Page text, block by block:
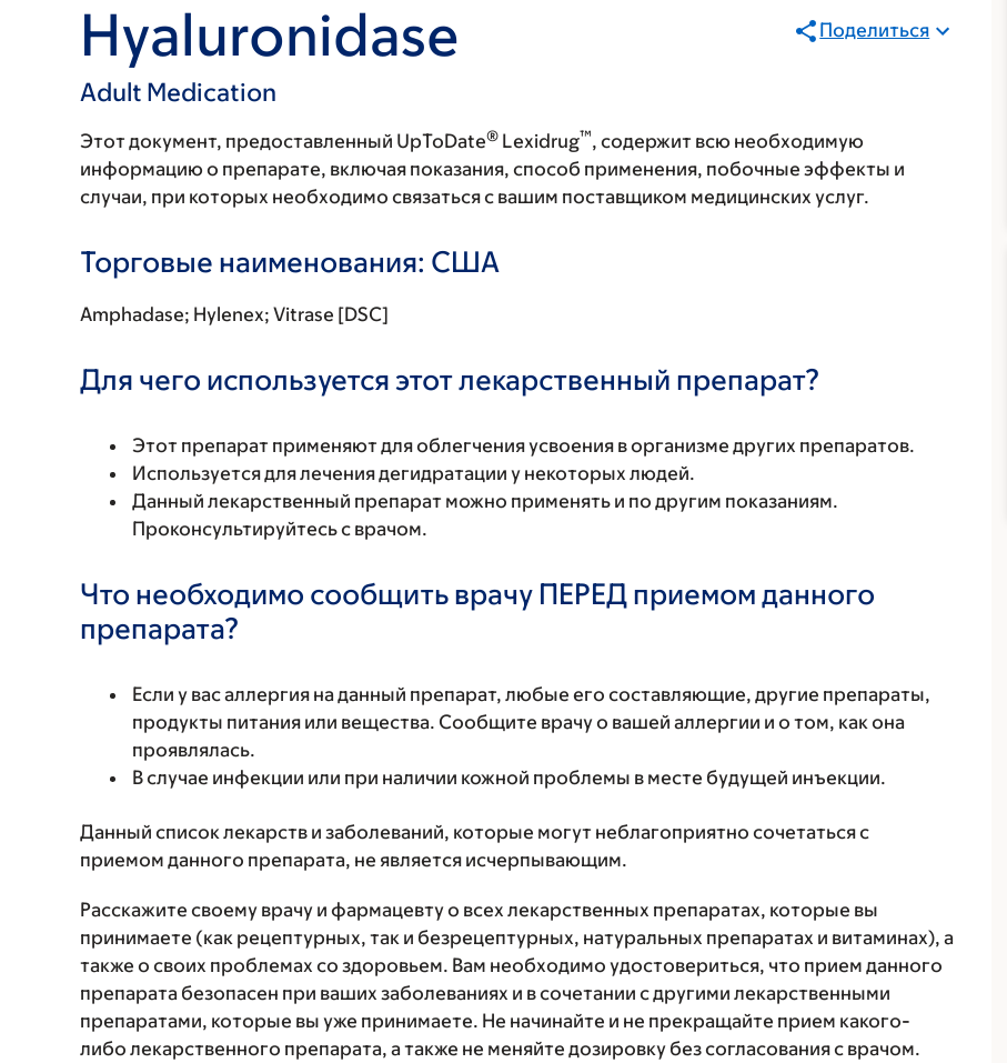
Hyaluronidase
Adult Medication
Поделиться
Этот документ, предоставленный UpToDate® Lexidrug™, содержит всю необходимую
информацию о препарате, включая показания, способ применения, побочные эффекты и
случаи, при которых необходимо связаться с вашим поставщиком медицинских услуг.
Торговые наименования: США
Amphadase; Hylenex; Vitrase [DSC]
Для чего используется этот лекарственный препарат?
Этот препарат применяют для облегчения усвоения в организме других препаратов.
Используется для лечения дегидратации у некоторых людей.
Данный лекарственный препарат можно применять и по другим показаниям.
Проконсультируйтесь с врачом.
Что необходимо сообщить врачу ПЕРЕД приемом данного
препарата?
Если у вас аллергия на данный препарат, любые его составляющие, другие препараты,
продукты питания или вещества. Сообщите врачу о вашей аллергии и о том, как она
проявлялась.
В случае инфекции или при наличии кожной проблемы в месте будущей инъекции.
Данный список лекарств и заболеваний, которые могут неблагоприятно сочетаться с
приемом данного препарата, не является исчерпывающим.
Расскажите своему врачу и фармацевту о всех лекарственных препаратах, которые вы
принимаете (как рецептурных, так и безрецептурных, натуральных препаратах и витаминах), а
также о своих проблемах со здоровьем. Вам необходимо удостовериться, что прием данного
препарата безопасен при ваших заболеваниях и в сочетании с другими лекарственными
препаратами, которые вы уже принимаете. Не начинайте и не прекращайте прием какого-
либо лекарственного препарата, а также не меняйте дозировку без согласования с врачом.